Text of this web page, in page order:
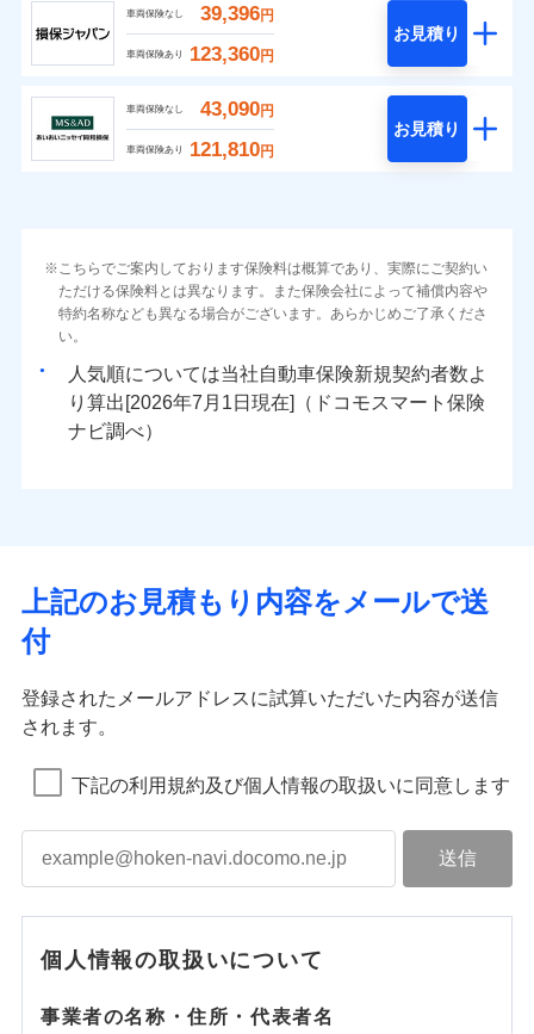
車両保険なし 39,396円
車両保険あり 123,360円
お見積り
車両保険なし 43,090円
車両保険あり 121,810円
お見積り
こちらでご案内しております保険料は概算であり、実際にご契約い
ただける保険料とは異なります。また保険会社によって補償内容や
特約名称なども異なる場合がございます。あらかじめご了承くださ
い。
人気順については当社
新規契約者数よ
り算出[
年 月
日現在]（ドコモスマート保険
ナビ調べ）
上記のお見積もり内容をメールで送
付
登録されたメールアドレスに試算いただいた内容が送信
されます。
下記の利用規約及び個人情報の取扱いに同意します
個人情報の取扱いについて
事業者の名称・住所・代表者名